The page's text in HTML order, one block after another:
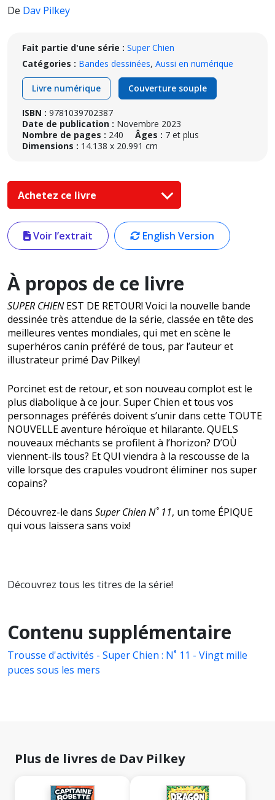
De Dav Pilkey
Fait partie d'une série : Super Chien
Catégories : Bandes dessinées, Aussi en numérique
Livre numérique Couverture souple
ISBN : 9781039702387
Date de publication : Novembre 2023
Nombre de pages : 240 Âges : 7 et plus
Dimensions : 14.138 x 20.991 cm
Achetez ce livre
Voir l’extrait English Version
À propos de ce livre
SUPER CHIENEST DE RETOUR! Voici la nouvelle bande
dessinée très attendue de la série, classée en tête des
meilleures ventes mondiales, qui met en scène le
superhéros canin préféré de tous, par l’auteur et
illustrateur primé Dav Pilkey!
Porcinet est de retour, et son nouveau complot est le
plus diabolique à ce jour. Super Chien et tous vos
personnages préférés doivent s’unir dans cette TOUTE
NOUVELLE aventure héroïque et hilarante. QUELS
nouveaux méchants se profilent à l’horizon? D’OÙ
viennent-ils tous? Et QUI viendra à la rescousse de la
ville lorsque des crapules voudront éliminer nos super
copains?
Découvrez-le dans Super Chien N˚ 11, un tome ÉPIQUE
qui vous laissera sans voix!
Découvrez tous les titres de la série!
Contenu supplémentaire
Trousse d'activités - Super Chien : N˚ 11 - Vingt mille
puces sous les mers
Plus de livres de Dav Pilkey